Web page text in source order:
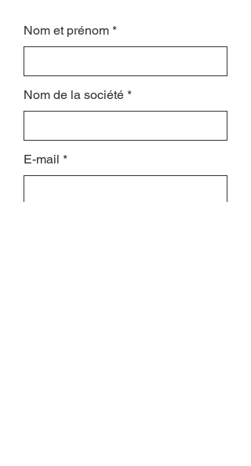
Nom et prénom
Nom de la société
E-mail